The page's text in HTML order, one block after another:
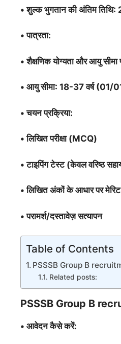
• शुल्क भुगतान की अंतिम
• पात्रता:
• शैक्षणिक योग्यता और आयु
• आयु सीमा: 18-37 वर्ष
• चयन प्रक्रिया:
• लिखित परीक्षा (MCQ)
• टाइपिंग टेस्ट (केवल वरिष्ठ
• लिखित अंकों के आधार पर
• परामर्श/दस्तावेज़ सत्यापन
Table of Contents
PSSSB Group B
Related posts:
PSSSB Group B
• आवेदन कैसे करें: